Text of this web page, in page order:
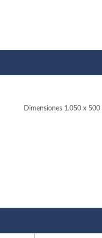
Dimensiones 1.050 x